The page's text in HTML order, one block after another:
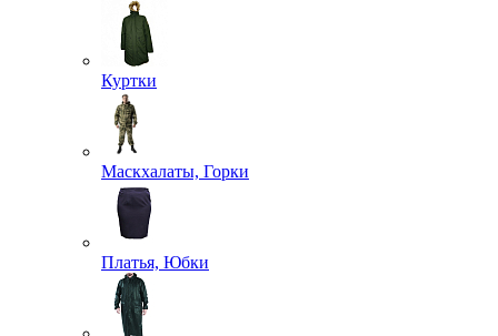
Куртки
Маскхалаты, Горки
Платья, Юбки